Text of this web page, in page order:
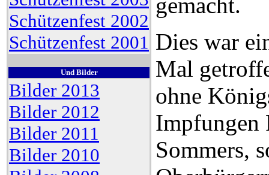
Schützenfest 2002
Schützenfest 2001
Und Bilder
Bilder 2013
Bilder 2012
Bilder 2011
Bilder 2010
gemacht.
Dies war
Mal
ohne
Impfungen
Sommers,